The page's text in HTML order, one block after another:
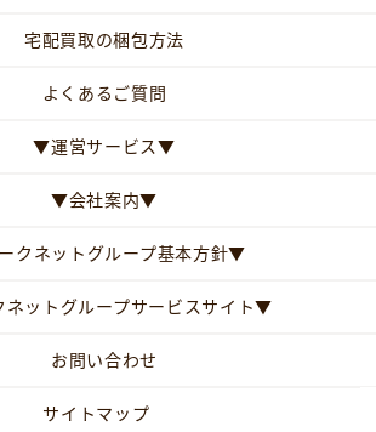
宅配買取の梱包方法
よくあるご質問
▼運営サービス▼
▼会社案内▼
クネットグループ基本方針▼
ットグループサービスサイト▼
お問い合わせ
サイトマップ